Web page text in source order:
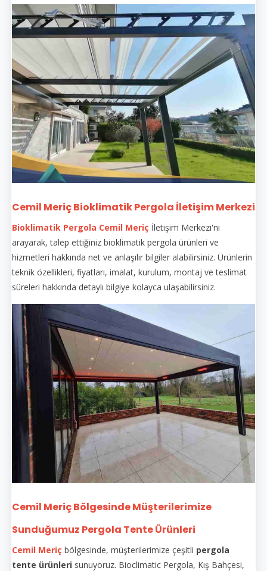
Cemil Meriç Bioklimatik Pergola İletişim Merkezi
Bioklimatik Pergola Cemil Meriç İletişim Merkezi'ni
arayarak, talep ettiğiniz bioklimatik pergola ürünleri ve
hizmetleri hakkında net ve anlaşılır bilgiler alabilirsiniz. Ürünlerin
teknik özellikleri, fiyatları, imalat, kurulum, montaj ve teslimat
süreleri hakkında detaylı bilgiye kolayca ulaşabilirsiniz.
Cemil Meriç Bölgesinde Müşterilerimize
Sunduğumuz Pergola Tente Ürünleri
Cemil Meriç bölgesinde, müşterilerimize çeşitli pergola
tente ürünleri sunuyoruz. Bioclimatic Pergola, Kış Bahçesi,